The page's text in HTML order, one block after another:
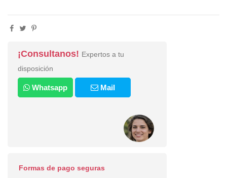
¡Consultanos! Expertos a tu
disposición
Whatsapp Mail
Formas de pago seguras